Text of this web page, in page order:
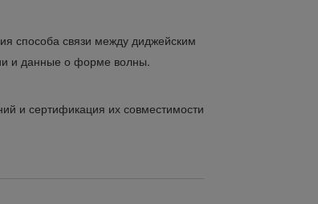
способа связи между диджейским
и данные о форме волны.
и сертификация их совместимости